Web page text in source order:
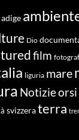
Dio
film
liguria mare
Notizieorsi
svizzeraterra